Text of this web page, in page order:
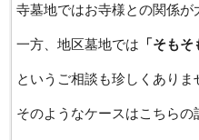
寺墓地ではお寺様との関係が
一方、地区墓地では 「そも
というご相談も珍しくありま
そのようなケースはこちらの